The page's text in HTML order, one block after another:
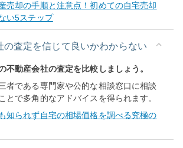
売却の手順と注意点！初めての自宅売却
い5ステップ
の査定を信じて良いかわからない
不動産会社の査定を比較しましょう。
者である専門家や公的な相談窓口に相談
とで多角的なアドバイスを得られます。
知られず自宅の相場価格を調べる究極の